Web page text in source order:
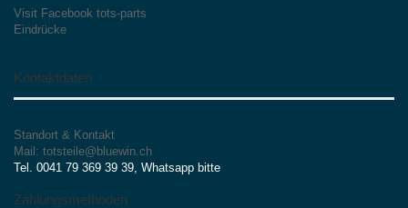
Visit Facebook tots-parts
Eindrücke
Kontaktdaten
Standort & Kontakt
Mail: totsteile@bluewin.ch
Tel. 0041 79 369 39 39, Whatsapp bitte
Zahlungsmethoden